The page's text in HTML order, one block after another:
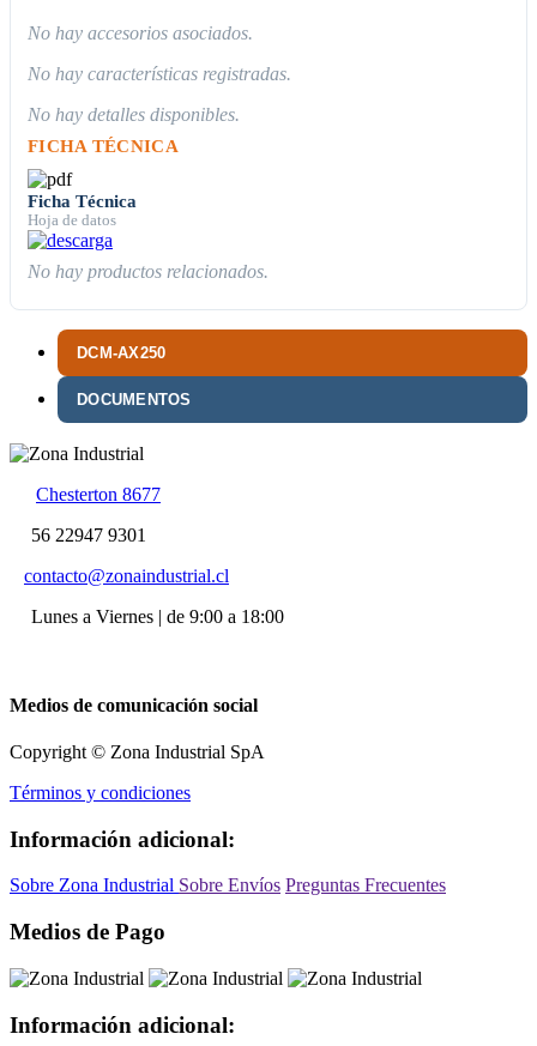
DCM-AX250
DOCUMENTOS
No hay accesorios asociados.
No hay características registradas.
No hay detalles disponibles.
FICHA TÉCNICA
Ficha Técnica
Hoja de datos
No hay productos relacionados.
Chesterton 8677
56 22947 9301
contacto@zonaindustrial.cl
Lunes a Viernes | de 9:00 a 18:00
Medios de comunicación social
Copyright © Zona Industrial SpA
Términos y condiciones
Información adicional:
Sobre Zona Industrial Sobre Envíos Preguntas Frecuentes
Medios de Pago
Información adicional: